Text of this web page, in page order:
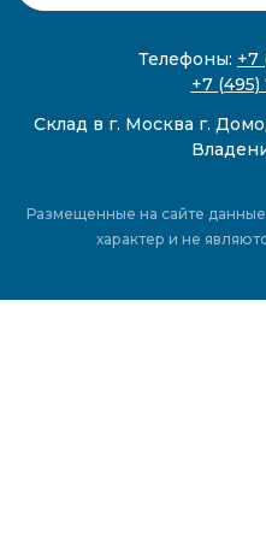
Телефоны: +7
+7 (495)
Склад в г. Москва г.
Размещенные на сайте
характер и не